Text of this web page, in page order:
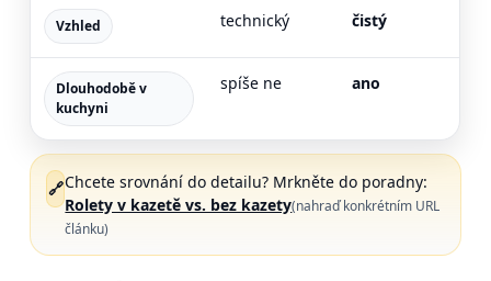
Vzhled technický čistý
Dlouhodobě v
kuchyni
spíše ne ano
🔗Chcete srovnání do detailu? Mrkněte do poradny:
Rolety v kazetě vs. bez kazety(nahraď konkrétním URL
článku)